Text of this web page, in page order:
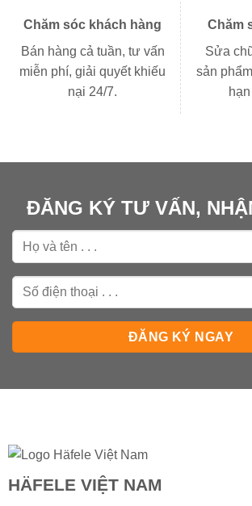
Chăm sóc khách hàng
Bán hàng cả tuần, tư vấn
miễn phí, giải quyết khiếu
nại 24/7.
Chăm
Sửa
sản
ĐĂNG KÝ TƯ VẤN,
HÄFELE VIỆT NAM